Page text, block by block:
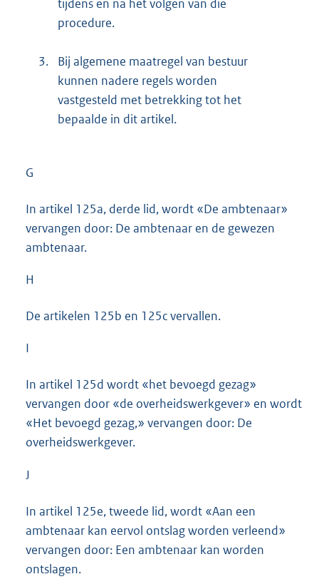
tijdens en na het volgen van die
procedure.
3.
Bij algemene maatregel van bestuur
kunnen nadere regels worden
vastgesteld met betrekking tot het
bepaalde in dit artikel.
G
In artikel 125a, derde lid, wordt «De ambtenaar»
vervangen door: De ambtenaar en de gewezen
ambtenaar.
H
De artikelen 125b en 125c vervallen.
I
In artikel 125d wordt «het bevoegd gezag»
vervangen door «de overheidswerkgever» en wordt
«Het bevoegd gezag,» vervangen door: De
overheidswerkgever.
J
In artikel 125e, tweede lid, wordt «Aan een
ambtenaar kan eervol ontslag worden verleend»
vervangen door: Een ambtenaar kan worden
ontslagen.